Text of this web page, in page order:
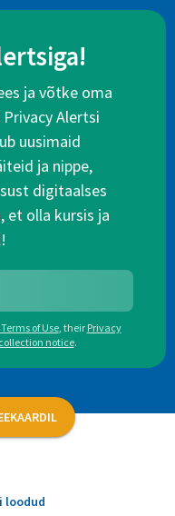
ja võtke oma
Alertsi
uusimaid
ja nippe,
digitaalses
et olla kursis ja
of Use, their Privacy
notice.
loodud